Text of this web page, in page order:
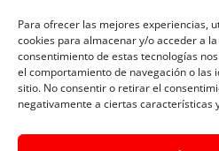
Para ofrecer las mejores experiencias,
cookies para almacenar y/o acceder a
consentimiento de estas tecnologías
el comportamiento de navegación o las
sitio. No consentir o retirar el
negativamente a ciertas características
Importe de la ayuda: 18.058,95 €
Potencia (kW): 60kW
Real Decreto 477/2021